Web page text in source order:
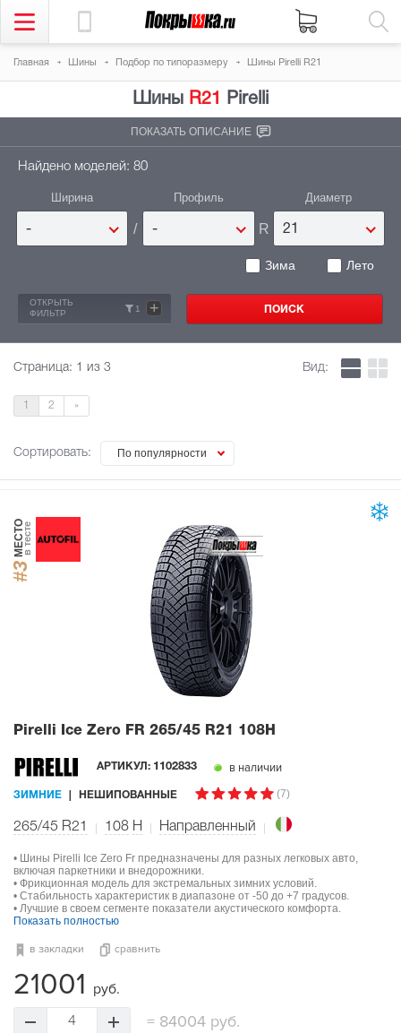
Главная Шины Подбор по типоразмеру Шины Pirelli R21
Шины R21 Pirelli
ПОКАЗАТЬ ОПИСАНИЕ
Найдено моделей: 80
Ширина
- /
Профиль
- R
Диаметр
21
Зима Лето
ОТКРЫТЬ
ФИЛЬТР
1 +
Страница: 1 из 3
1 2 »
Сортировать: По популярности
Вид:
#3
МЕСТОв тесте
Pirelli Ice Zero FR 265/45 R21 108H
АРТИКУЛ: 1102833 в наличии
ЗИМНИЕ НЕШИПОВАННЫЕ (7)
265/45 R21 108 H Направленный
• Шины Pirelli Ice Zero Fr предназначены для разных легковых авто,
включая паркетники и внедорожники.
• Фрикционная модель для экстремальных зимних условий.
• Стабильность характеристик в диапазоне от -50 до +7 градусов.
• Лучшие в своем сегменте показатели акустического комфорта.
Показать полностью
в закладки сравнить
21001 руб.
4 =84004 руб.